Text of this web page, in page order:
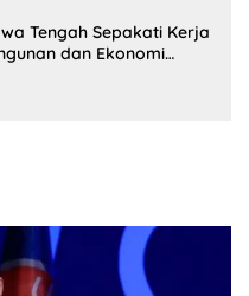
Tengah Sepakati Kerja
dan Ekonomi